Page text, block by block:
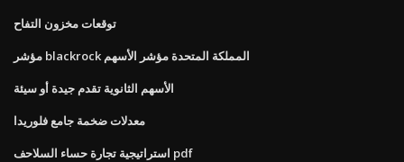
توقعات مخزون التفاح
مؤشر blackrock المملكة المتحدة مؤشر الأسهم
الأسهم الثانوية تقدم جيدة أو سيئة
معدلات ضخمة جامع فلوريدا
استراتيجية تجارة حساء السلاحف pdf